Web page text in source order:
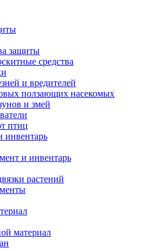
защиты
средства
и вредителей
ползающих насекомых
и змей
птиц
инвентарь
и инвентарь
растений
материал